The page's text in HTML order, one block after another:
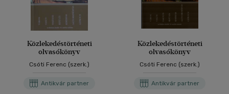
Közlekedéstörténeti
olvasókönyv
Csóti Ferenc (szerk.)
Antikvár partner
Közlekedéstörténeti
olvasókönyv
Csóti Ferenc (szerk.)
Antikvár partner